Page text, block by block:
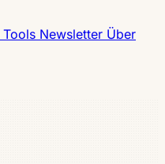
Tools Newsletter Über